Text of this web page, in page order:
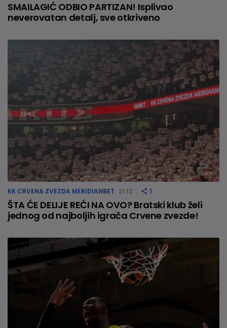
SMAILAGIĆ ODBIO PARTIZAN! Isplivao
neverovatan detalj, sve otkriveno
KK CRVENA ZVEZDA MERIDIANBET 21:12 1
ŠTA ĆE DELIJE REĆI NA OVO? Bratski klub želi
jednog od najboljih igrača Crvene zvezde!